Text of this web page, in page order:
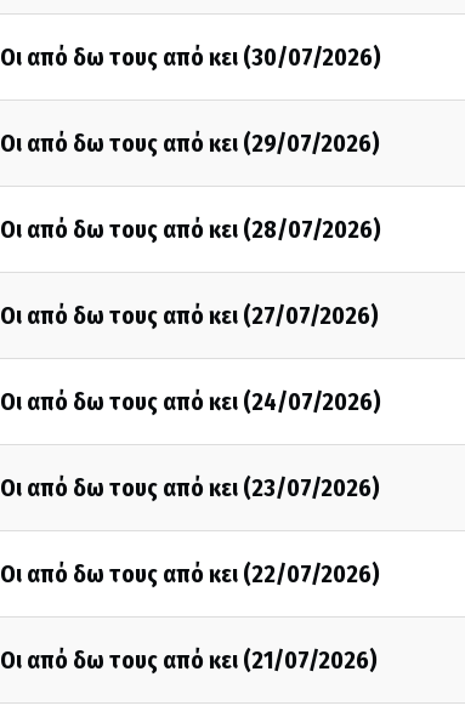
Οι από δω τους από κει (30/07/2026)
Οι από δω τους από κει (29/07/2026)
Οι από δω τους από κει (28/07/2026)
Οι από δω τους από κει (27/07/2026)
Οι από δω τους από κει (24/07/2026)
Οι από δω τους από κει (23/07/2026)
Οι από δω τους από κει (22/07/2026)
Οι από δω τους από κει (21/07/2026)